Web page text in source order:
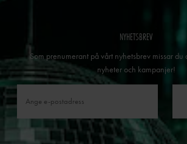
NYHETSBREV
Som prenumerant på vårt nyhetsbrev missar
nyheter och kampanjer!